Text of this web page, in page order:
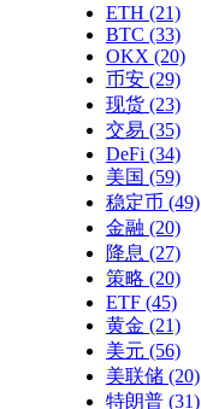
ETH (21)
BTC (33)
OKX (20)
币安 (29)
现货 (23)
交易 (35)
DeFi (34)
美国 (59)
稳定币 (49)
金融 (20)
降息 (27)
策略 (20)
ETF (45)
黄金 (21)
美元 (56)
美联储 (20)
特朗普 (31)